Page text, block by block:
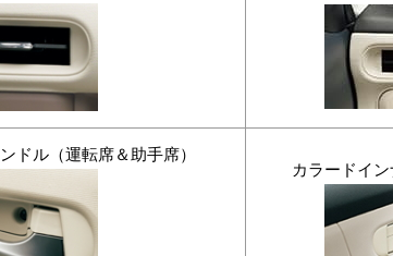
ドル（運転席＆助手席）
カラードイ